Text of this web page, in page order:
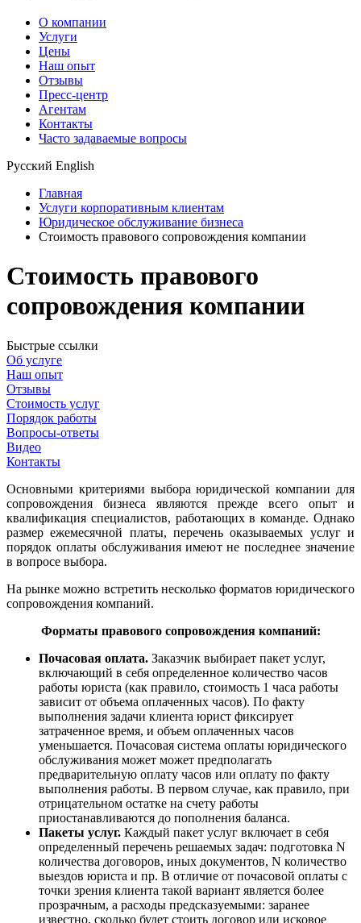
О компании
Услуги
Цены
Наш опыт
Отзывы
Пресс-центр
Агентам
Контакты
Часто задаваемые вопросы
Русский English
Главная
Услуги корпоративным клиентам
Юридическое обслуживание бизнеса
Стоимость правового сопровождения компании
Стоимость правового
сопровождения компании
Быстрые ссылки
Об услуге
Наш опыт
Отзывы
Стоимость услуг
Порядок работы
Вопросы-ответы
Видео
Контакты
Основными критериями выбора юридической компании для
сопровождения бизнеса являются прежде всего опыт и
квалификация специалистов, работающих в команде. Однако
размер ежемесячной платы, перечень оказываемых услуг и
порядок оплаты обслуживания имеют не последнее значение
в вопросе выбора.
На рынке можно встретить несколько форматов юридического
сопровождения компаний.
Форматы правового сопровождения компаний:
Почасовая оплата. Заказчик выбирает пакет услуг,
включающий в себя определенное количество часов
работы юриста (как правило, стоимость 1 часа работы
зависит от объема оплаченных часов). По факту
выполнения задачи клиента юрист фиксирует
затраченное время, и объем оплаченных часов
уменьшается. Почасовая система оплаты юридического
обслуживания может может предполагать
предварительную оплату часов или оплату по факту
выполнения работы. В первом случае, как правило, при
отрицательном остатке на счету работы
приостанавливаются до пополнения баланса.
Пакеты услуг. Каждый пакет услуг включает в себя
определенный перечень решаемых задач: подготовка N
количества договоров, иных документов, N количество
выездов юриста и пр. В отличие от почасовой оплаты с
точки зрения клиента такой вариант является более
прозрачным, а расходы предсказуемыми: заранее
известно, сколько будет стоить договор или исковое